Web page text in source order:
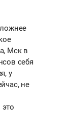
Мск в
себя
у
не